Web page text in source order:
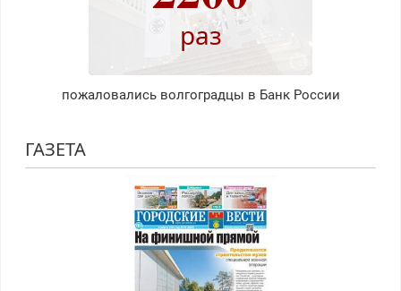
раз
пожаловались волгоградцы в Банк России
ГАЗЕТА